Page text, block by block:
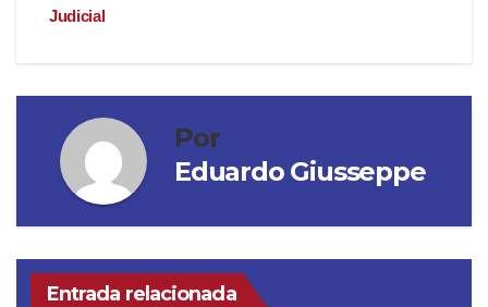
Judicial
Por
Eduardo Giusseppe
Entrada relacionada